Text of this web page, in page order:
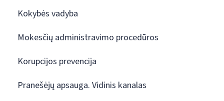
Kokybės vadyba
Mokesčių administravimo procedūros
Korupcijos prevencija
Pranešėjų apsauga. Vidinis kanalas